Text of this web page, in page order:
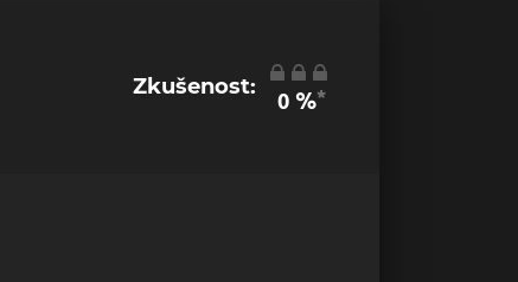
Zkušenost: 0%*